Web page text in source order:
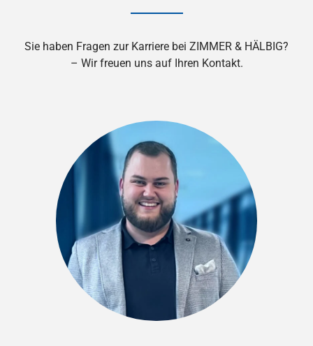
Sie haben Fragen zur Karriere bei ZIMMER & HÄLBIG?
– Wir freuen uns auf Ihren Kontakt.